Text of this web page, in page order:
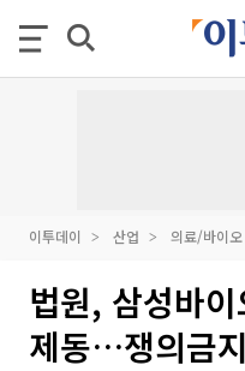
이투데이 산업 의료/바이오
법원, 삼성바이
제동…쟁의금